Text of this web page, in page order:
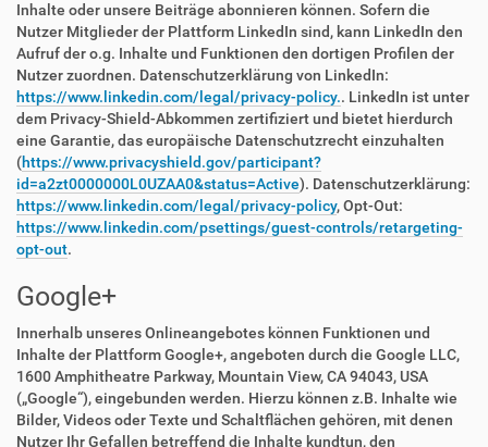
Inhalte oder unsere Beiträge abonnieren können. Sofern die
Nutzer Mitglieder der Plattform LinkedIn sind, kann LinkedIn den
Aufruf der o.g. Inhalte und Funktionen den dortigen Profilen der
Nutzer zuordnen. Datenschutzerklärung von LinkedIn:
https://www.linkedin.com/legal/privacy-policy.. LinkedIn ist unter
dem Privacy-Shield-Abkommen zertifiziert und bietet hierdurch
eine Garantie, das europäische Datenschutzrecht einzuhalten
(https://www.privacyshield.gov/participant?
id=a2zt0000000L0UZAA0&status=Active). Datenschutzerklärung:
https://www.linkedin.com/legal/privacy-policy, Opt-Out:
https://www.linkedin.com/psettings/guest-controls/retargeting-
opt-out.
Google+
Innerhalb unseres Onlineangebotes können Funktionen und
Inhalte der Plattform Google+, angeboten durch die Google LLC,
1600 Amphitheatre Parkway, Mountain View, CA 94043, USA
(„Google“), eingebunden werden. Hierzu können z.B. Inhalte wie
Bilder, Videos oder Texte und Schaltflächen gehören, mit denen
Nutzer Ihr Gefallen betreffend die Inhalte kundtun, den